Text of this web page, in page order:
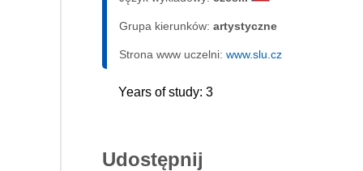
Grupa kierunków: artystyczne
Strona www uczelni: www.slu.cz
Years of study: 3
Udostępnij